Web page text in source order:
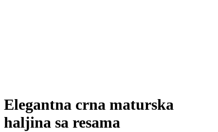
Elegantna crna maturska
haljina sa resama